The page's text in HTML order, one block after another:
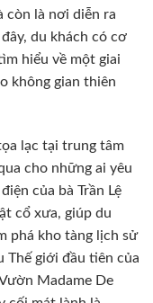
còn là nơi diễn ra
du khách có cơ
hiểu về một giai
không gian thiên
lạc tại trung tâm
cho những ai yêu
của bà Trần Lệ
cổ xưa, giúp du
phá kho tàng lịch sử
Thế giới đầu tiên của
Madame De